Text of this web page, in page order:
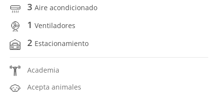
3 Aire acondicionado
1 Ventiladores
2 Estacionamiento
Academia
Acepta animales